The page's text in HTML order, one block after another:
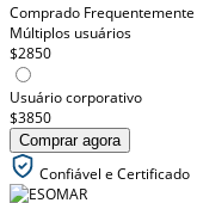
Comprado Frequentemente
Múltiplos usuários
$2850
Usuário corporativo
$3850
Comprar agora
Confiável e Certificado